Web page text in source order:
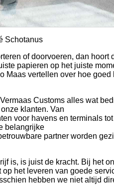
Schotanus
of doorvoeren, dan
papieren op het juiste
Maas vertellen over hoe
Customs alles wat
klanten. Van
voor havens en terminals
belangrijke
partner worden
is, is juist de kracht. Bij het
het leveren van goede
hebben we niet altijd